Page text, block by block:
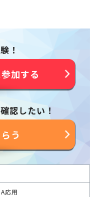
！
加する
認したい！
う
応用